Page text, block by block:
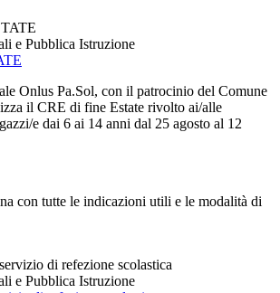
e Pubblica Istruzione
Onlus Pa.Sol, con il patrocinio del Comune
il CRE di fine Estate rivolto ai/alle
e dai 6 ai 14 anni dal 25 agosto al 12
con tutte le indicazioni utili e le modalità di
e Pubblica Istruzione